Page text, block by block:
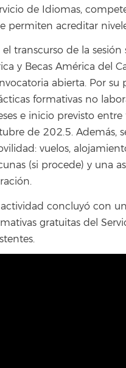
de Idiomas,
permiten acreditar
el transcurso de la
y Becas América del
abierta. Por su
formativas no
e inicio previsto
de 202.5. Además,
vuelos,
(si procede) y una
actividad concluyó con
gratuitas del